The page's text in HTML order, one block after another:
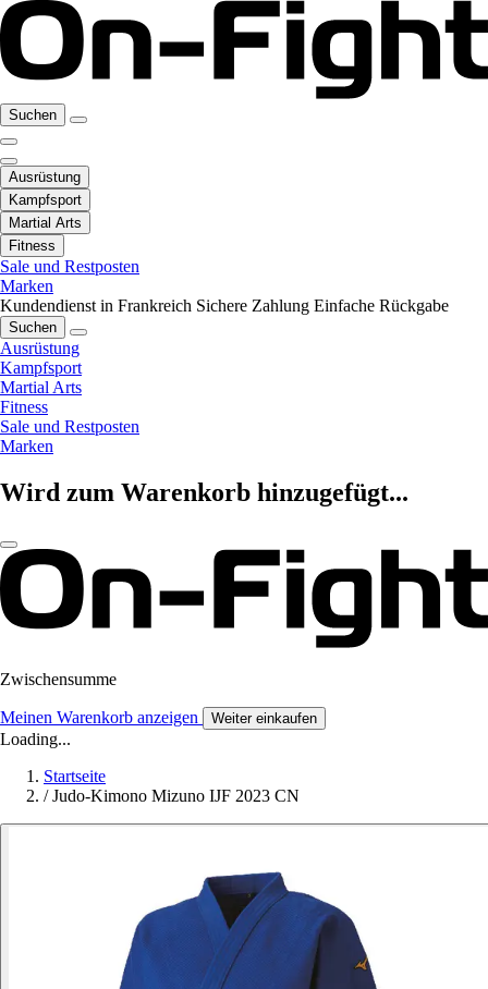
Suchen
Ausrüstung
Kampfsport
Martial Arts
Fitness
Sale und Restposten
Marken
Kundendienst in Frankreich Sichere Zahlung Einfache Rückgabe
Suchen
Ausrüstung
Kampfsport
Martial Arts
Fitness
Sale und Restposten
Marken
Wird zum Warenkorb hinzugefügt...
Zwischensumme
Meinen Warenkorb anzeigen Weiter einkaufen
Loading...
Startseite
/ Judo-Kimono Mizuno IJF 2023 CN